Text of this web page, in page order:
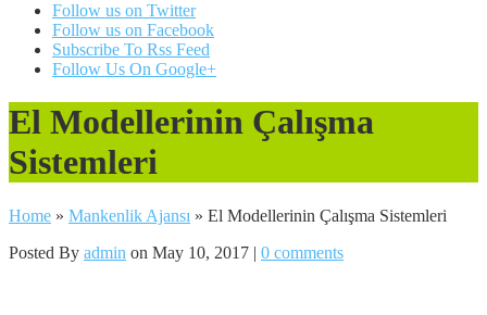
Follow us on Twitter
Follow us on Facebook
Subscribe To Rss Feed
Follow Us On Google+
El Modellerinin Çalışma
Sistemleri
Home » Mankenlik Ajansı » El Modellerinin Çalışma Sistemleri
Posted By admin on May 10, 2017 | 0 comments